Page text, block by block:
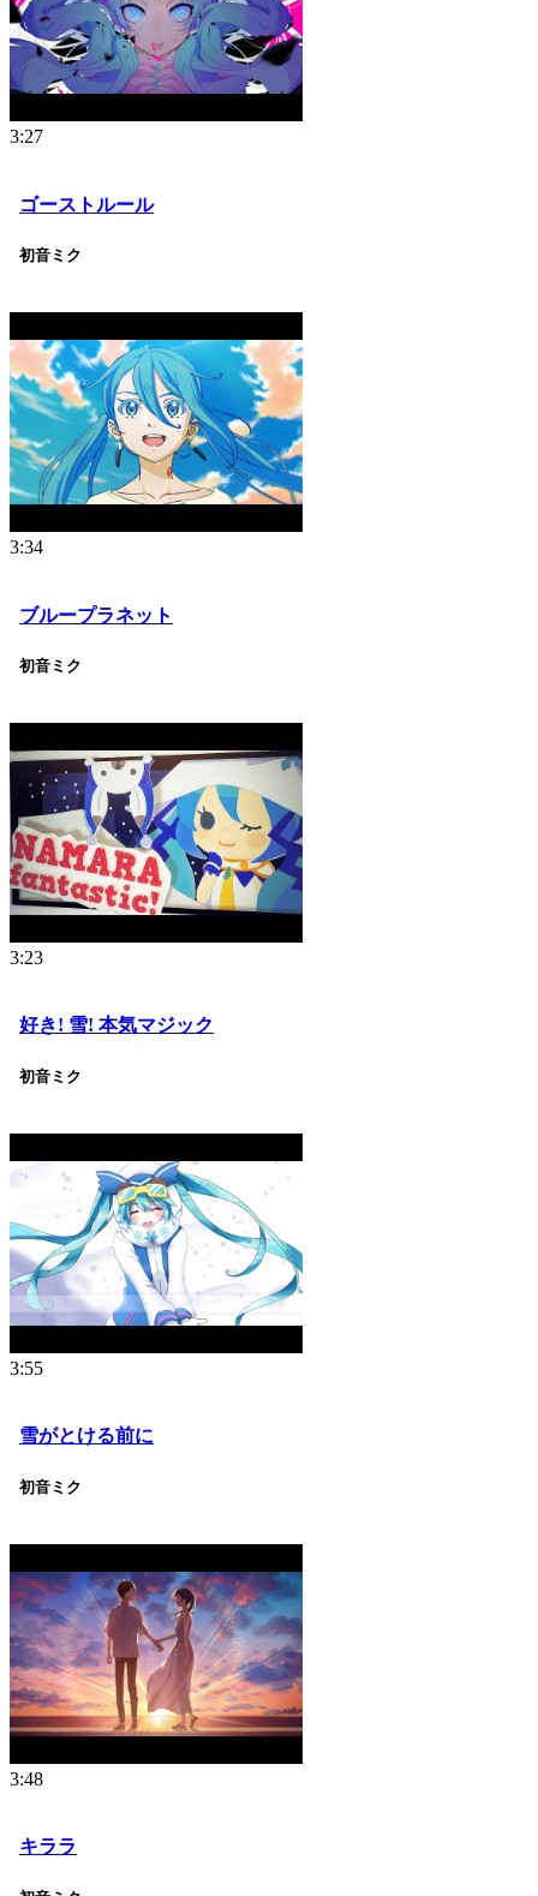
3:27
ゴーストルール
初音ミク
3:34
ブループラネット
初音ミク
3:23
好き! 雪! 本気マジック
初音ミク
3:55
雪がとける前に
初音ミク
3:48
キララ